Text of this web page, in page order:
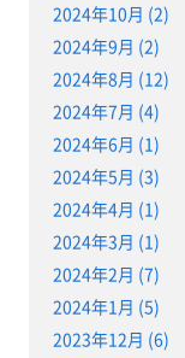
2024年10月 (2)
2024年9月 (2)
2024年8月 (12)
2024年7月 (4)
2024年6月 (1)
2024年5月 (3)
2024年4月 (1)
2024年3月 (1)
2024年2月 (7)
2024年1月 (5)
2023年12月 (6)